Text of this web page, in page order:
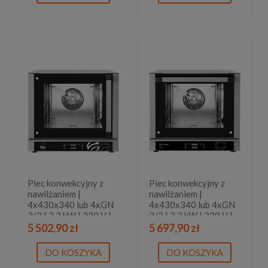
Piec konwekcyjny z
nawilżaniem |
4x430x340 lub 4xGN
2/3 | 3,2 kW | 230 V |
590x705x540 mm | 3
lata gwarancji
5 502,90 zł
DO KOSZYKA
Piec konwekcyjny z
nawilżaniem |
4x430x340 lub 4xGN
2/3 | 3,2 kW | 230 V |
590x710x540 mm | 3
lata gwarancji
5 697,90 zł
DO KOSZYKA